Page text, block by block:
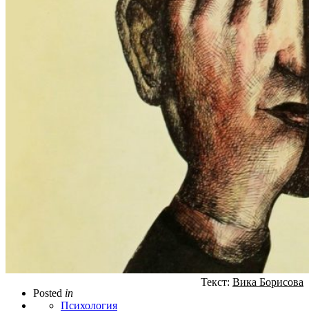
Posted in
Психология
Текст: Вика Борисова